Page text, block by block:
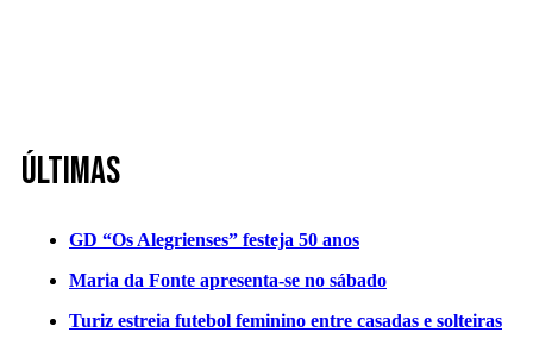
Últimas
GD “Os Alegrienses” festeja 50 anos
Maria da Fonte apresenta-se no sábado
Turiz estreia futebol feminino entre casadas e solteiras